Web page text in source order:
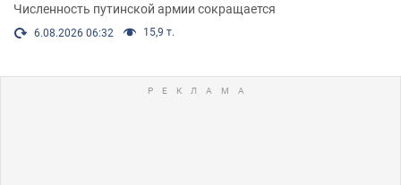
Численность путинской армии сокращается
6.08.2026 06:32 15,9 т.